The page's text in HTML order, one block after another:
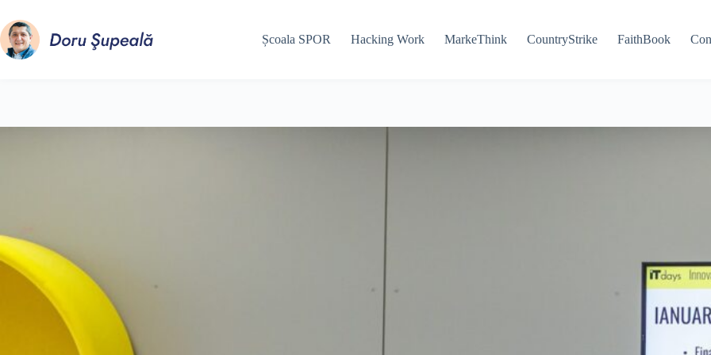
conținut
Școala SPOR Hacking Work MarkeThink CountryStrike FaithBook